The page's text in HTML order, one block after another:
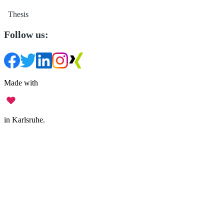
Thesis
Follow us:
Made with
in Karlsruhe.